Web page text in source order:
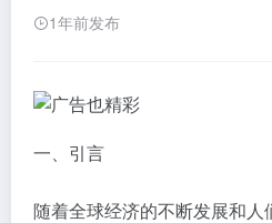
1年前发布
一、引言
随着全球经济的不断发展和